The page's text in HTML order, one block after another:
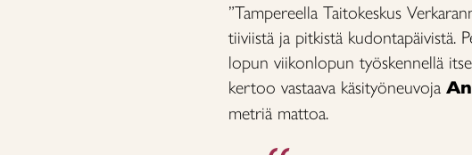
”Tampereella Taitokeskus
tiiviistä ja pitkistä kudontapäivistä.
lopun viikonlopun työskennellä
kertoo vastaava käsityöneuvoja
metriä mattoa.